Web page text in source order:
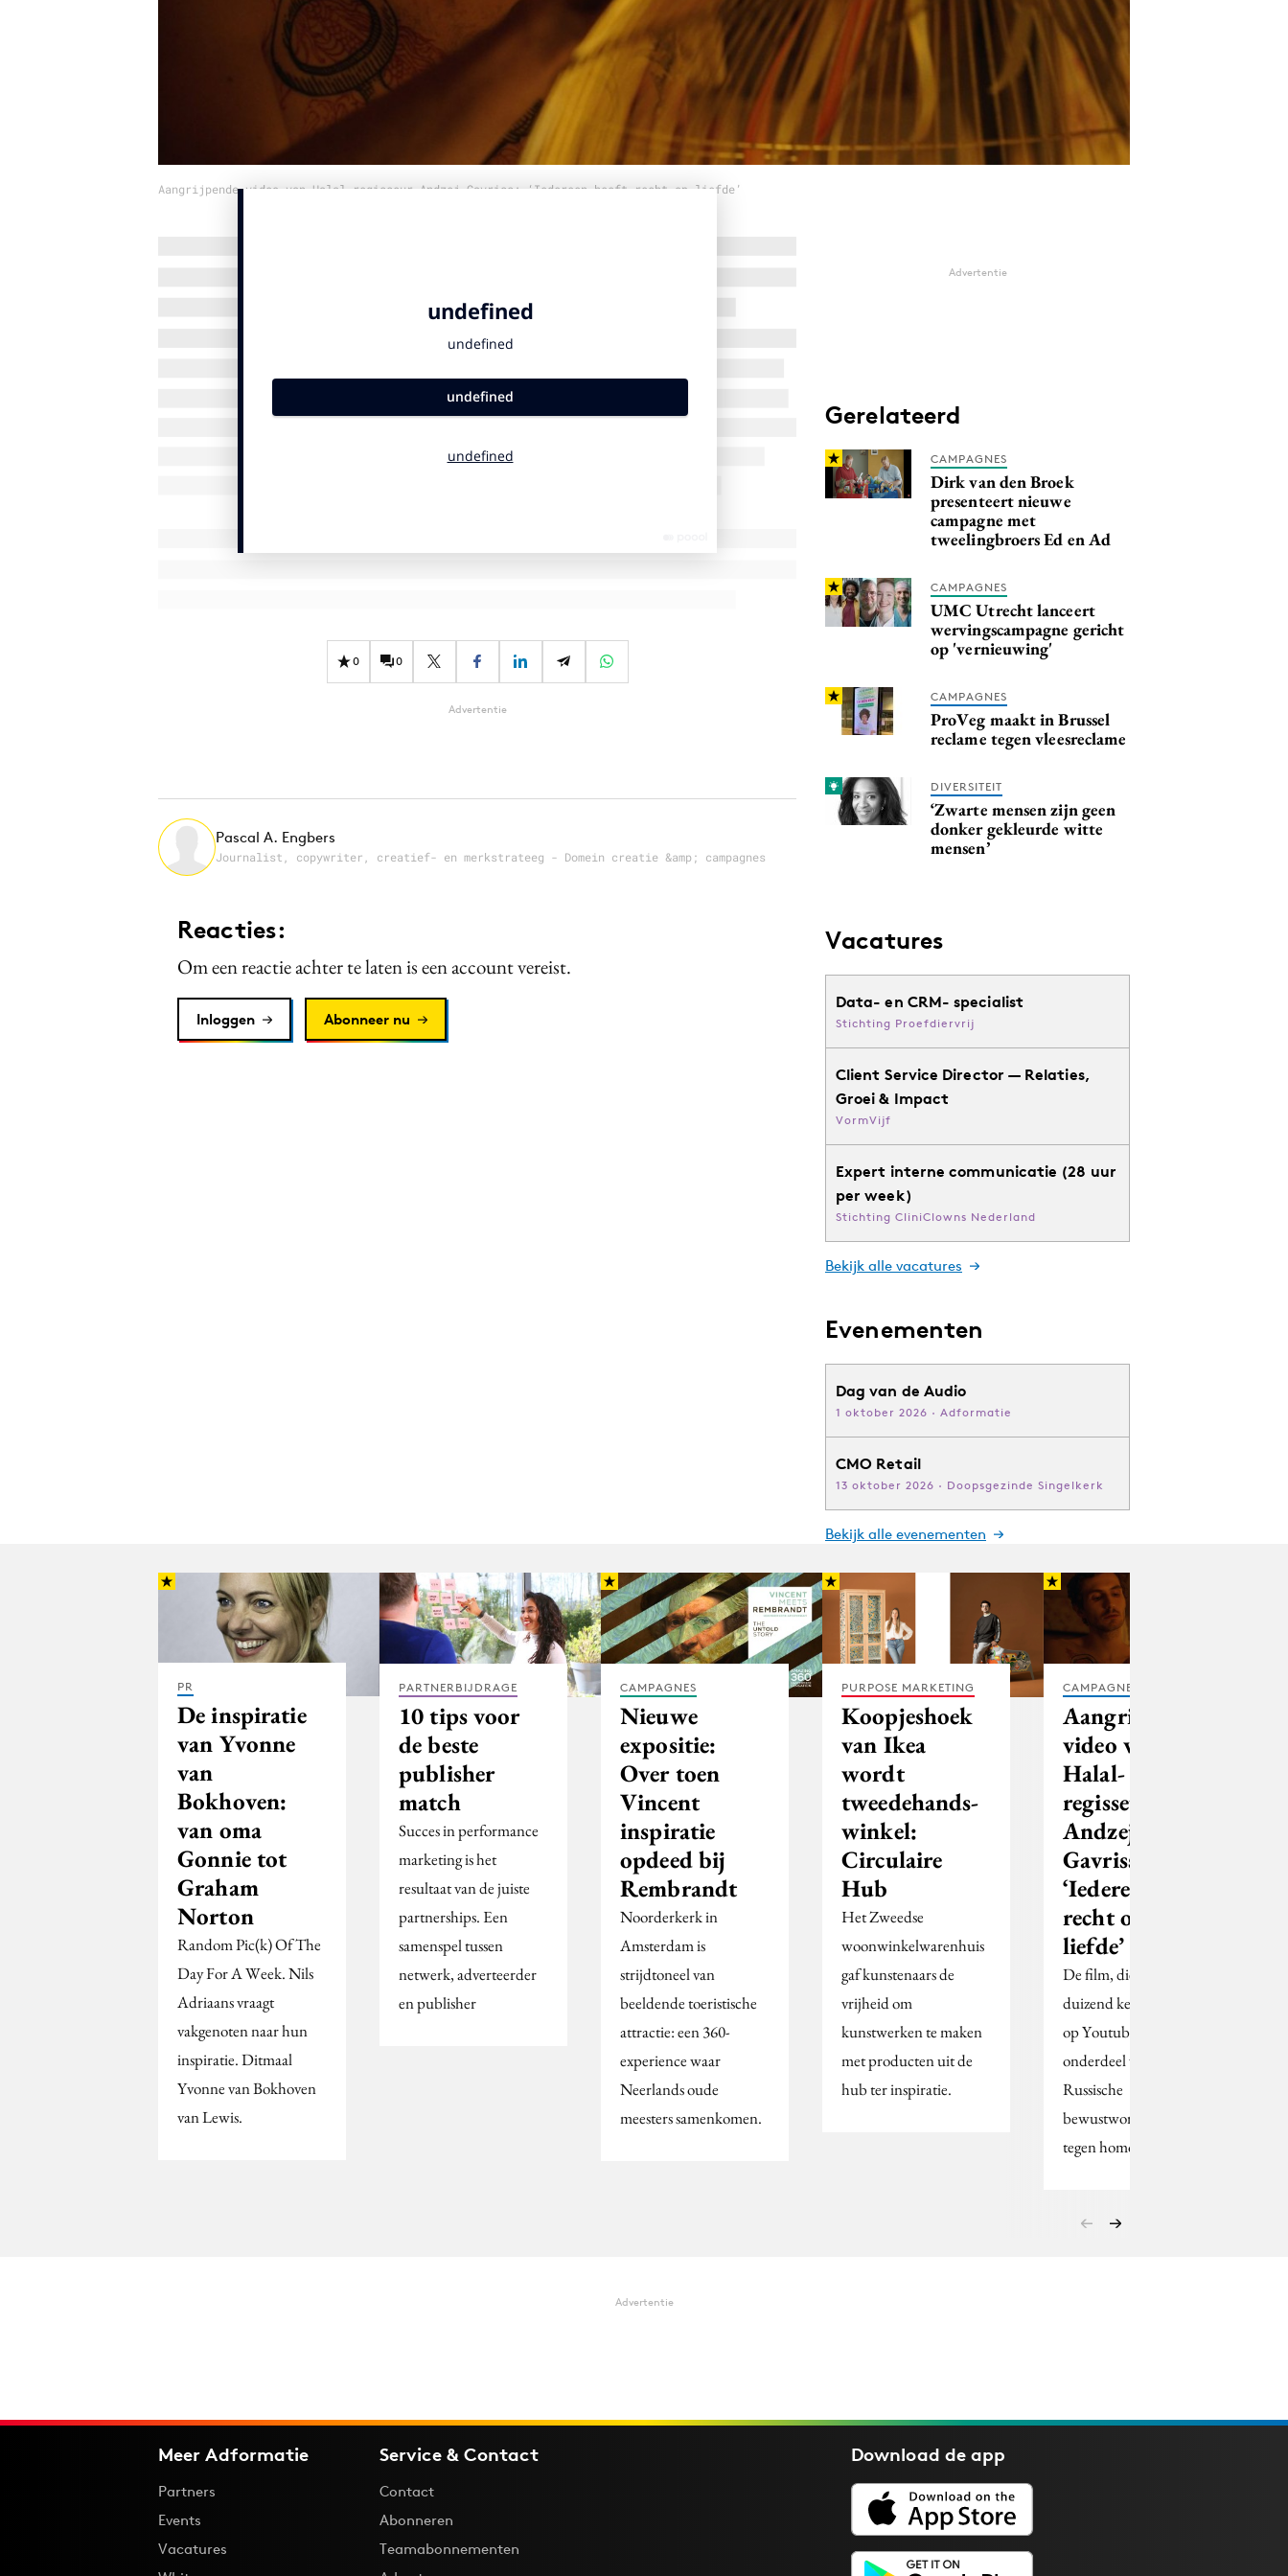
Aangrijpende video van Halal-regisseur Andzej Gavriss: ‘Iedereen heeft recht op liefde’
0 0
Advertentie
Pascal A. Engbers
Journalist, copywriter, creatief- en merkstrateeg - Domein creatie &amp; campagnes
Reacties:
Om een reactie achter te laten is een account vereist.
Inloggen Abonneer nu
Advertentie
Gerelateerd
CAMPAGNES
Dirk van den Broek
presenteert nieuwe
campagne met
tweelingbroers Ed en Ad
CAMPAGNES
UMC Utrecht lanceert
wervingscampagne gericht
op 'vernieuwing'
CAMPAGNES
ProVeg maakt in Brussel
reclame tegen vleesreclame
DIVERSITEIT
‘Zwarte mensen zijn geen
donker gekleurde witte
mensen’
Vacatures
Data- en CRM- specialist
Stichting Proefdiervrij
Client Service Director — Relaties,
Groei & Impact
VormVijf
Expert interne communicatie (28 uur
per week)
Stichting CliniClowns Nederland
Bekijk alle vacatures
Evenementen
Dag van de Audio
1 oktober 2026 · Adformatie
CMO Retail
13 oktober 2026 · Doopsgezinde Singelkerk
Bekijk alle evenementen
PR
De inspiratie
van Yvonne
van
Bokhoven:
van oma
Gonnie tot
Graham
Norton
Random Pic(k) Of The
Day For A Week. Nils
Adriaans vraagt
vakgenoten naar hun
inspiratie. Ditmaal
Yvonne van Bokhoven
van Lewis.
PARTNERBIJDRAGE
10 tips voor
de beste
publisher
match
Succes in performance
marketing is het
resultaat van de juiste
partnerships. Een
samenspel tussen
netwerk, adverteerder
en publisher
CAMPAGNES
Nieuwe
expositie:
Over toen
Vincent
inspiratie
opdeed bij
Rembrandt
Noorderkerk in
Amsterdam is
strijdtoneel van
beeldende toeristische
attractie: een 360-
experience waar
Neerlands oude
meesters samenkomen.
PURPOSE MARKETING
Koopjeshoek
van Ikea
wordt
tweedehands-
winkel:
Circulaire
Hub
Het Zweedse
woonwinkelwarenhuis
gaf kunstenaars de
vrijheid om
kunstwerken te maken
met producten uit de
hub ter inspiratie.
CAMPAGNES
Aangrijpende
video van
Halal-
regisseur
Andzej
Gavriss:
‘Iedereen heeft
recht op
liefde’
De film, die al 850
duizend keer bekeken is
op Youtube, is
onderdeel van de eerste
Russische
bewustwordingscampagne
tegen homofobie.
Advertentie
Meer Adformatie
Partners
Events
Vacatures
Service & Contact
Contact
Abonneren
Teamabonnementen
Download deapp